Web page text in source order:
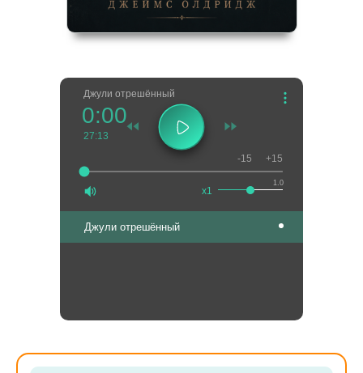
Джули отрешённый
0:00
27:13
1.0
x1
-15 +15
Джули отрешённый